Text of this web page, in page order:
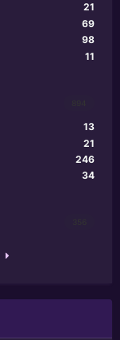
21
69
98
11
13
21
246
34